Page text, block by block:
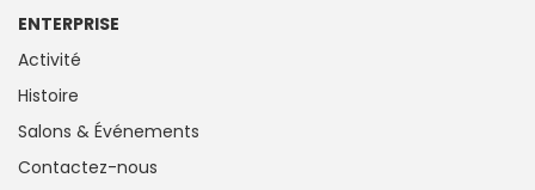
ENTERPRISE
Activité
Histoire
Salons & Événements
Contactez-nous